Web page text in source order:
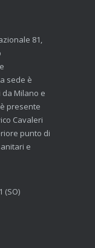
81,
sede è
Milano e
presente
Cavaleri
punto di
e
(SO)